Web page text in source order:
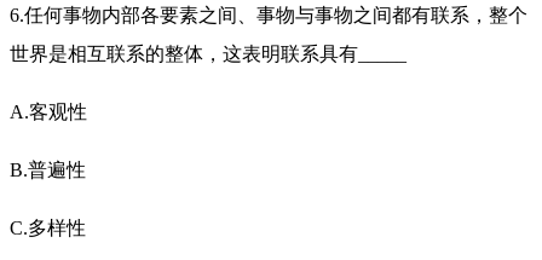
6.任何事物内部各要素之间、事物与事物之间都有联系，整个
世界是相互联系的整体，这表明联系具有_____
A.客观性
B.普遍性
C.多样性